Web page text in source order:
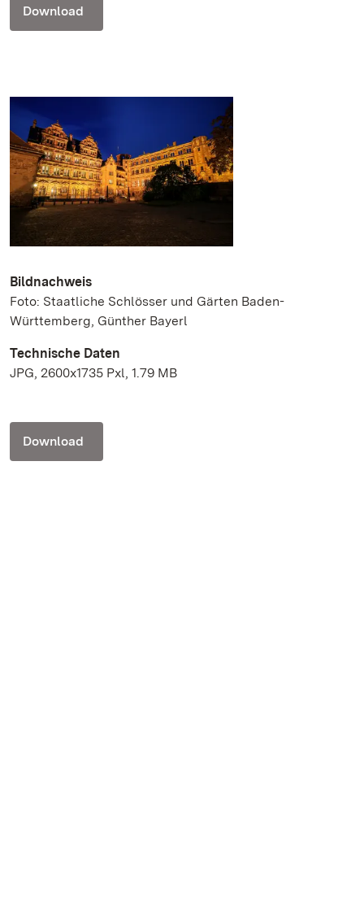
Download
Bildnachweis
Foto: Staatliche Schlösser und Gärten Baden-
Württemberg, Günther Bayerl
Technische Daten
JPG, 2600x1735 Pxl, 1.79 MB
Download